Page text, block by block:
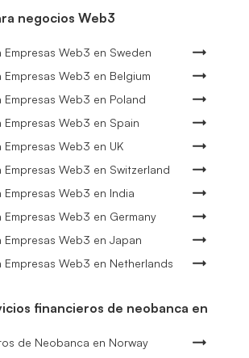
negocios Web3
Web3 en Sweden
Web3 en Belgium
Web3 en Poland
Web3 en Spain
Web3 en UK
Web3 en Switzerland
Web3 en India
Web3 en Germany
Web3 en Japan
Web3 en Netherlands
financieros de neobanca en
de Neobanca en Norway